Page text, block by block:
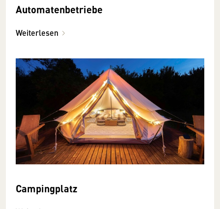
Automatenbetriebe
Weiterlesen
Campingplatz